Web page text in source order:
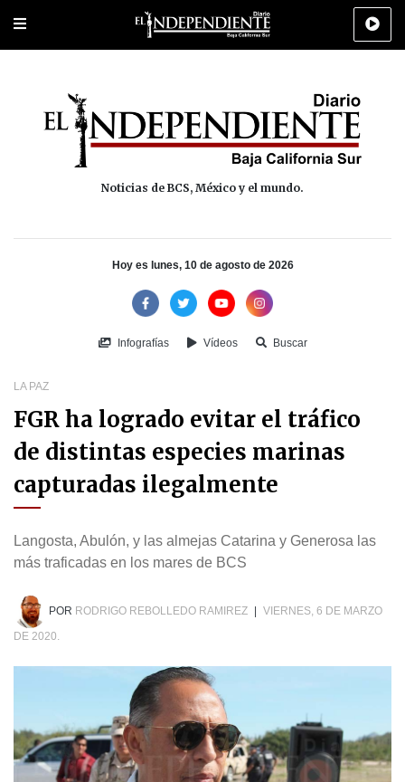
Portada Los Cabos Policiaca Deportes Cultura
Noticias de BCS, México y el mundo.
Hoy es lunes, 10 de agosto de 2026
Infografías Vídeos Buscar
LA PAZ
FGR ha logrado evitar el tráfico
de distintas especies marinas
capturadas ilegalmente
Langosta, Abulón, y las almejas Catarina y Generosa las
más traficadas en los mares de BCS
POR RODRIGO REBOLLEDO RAMIREZ
VIERNES, 6 DE MARZO
DE 2020.